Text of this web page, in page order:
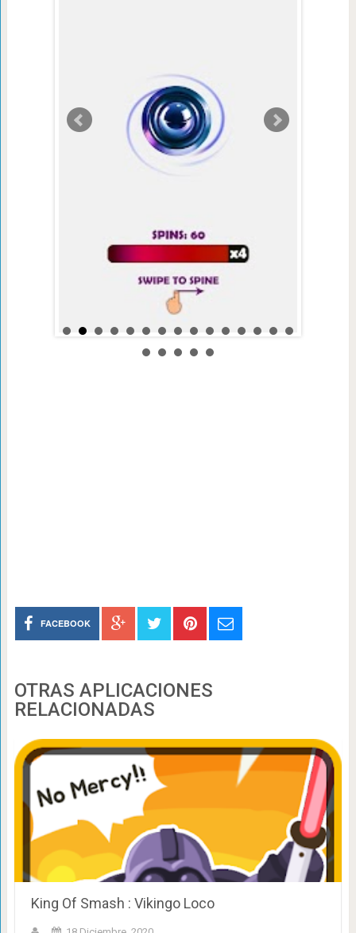
FACEBOOK
OTRAS APLICACIONES
RELACIONADAS
King Of Smash : Vikingo Loco